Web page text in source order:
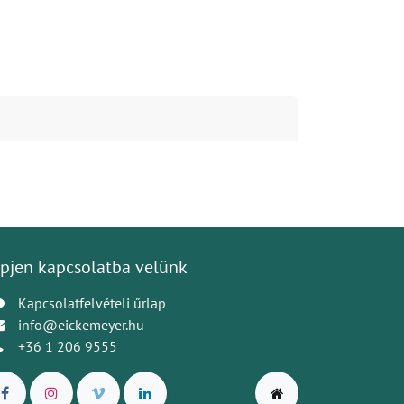
kapcsolatba velünk
Kapcsolatfelvételi űrlap
info@eickemeyer.hu
+36 1 206 9555